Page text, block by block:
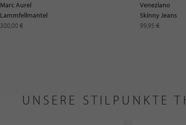
Marc Aurel
Lammfellmantel
300,00 €
Veneziano
Skinny Jeans
99,95 €
UNSERE STILPUNKTE